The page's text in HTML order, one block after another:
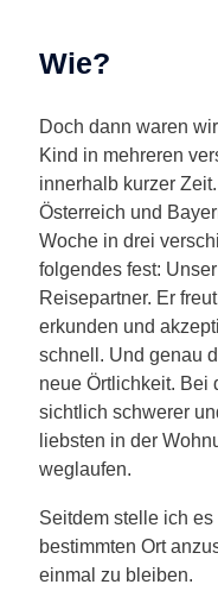
Wie?
Doch dann waren
Kind in mehreren
innerhalb kurzer
Österreich und
Woche in drei
folgendes fest:
Reisepartner. Er
erkunden und
schnell. Und genau
neue Örtlichkeit. Bei
sichtlich schwerer
liebsten in der
weglaufen.
Seitdem stelle ich
bestimmten Ort
einmal zu bleiben.